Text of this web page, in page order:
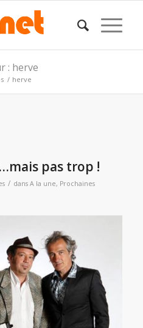
: herve
/ herve
pas trop !
/ dans A la une, Prochaines